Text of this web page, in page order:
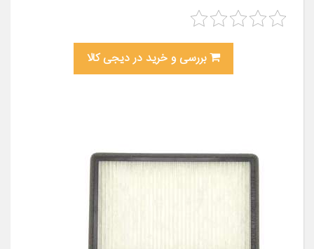
بررسی و خرید در دیجی کالا